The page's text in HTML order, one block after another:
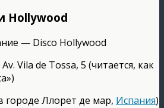
Hollywood
— Disco Hollywood
Vila de Tossa, 5 (читается, как
городе Ллорет де мар, Испания)